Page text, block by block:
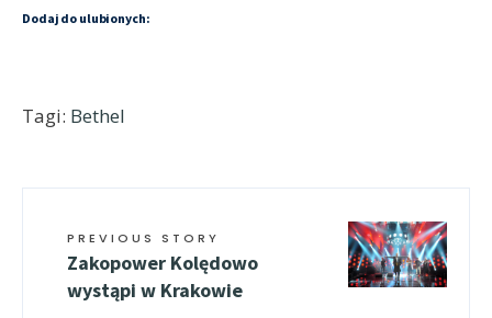
Dodaj do ulubionych:
Tagi: Bethel
PREVIOUS STORY
Zakopower Kolędowo
wystąpi w Krakowie